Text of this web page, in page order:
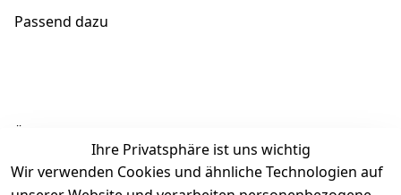
Passend dazu
Ähnliche Produkte
Ihre Privatsphäre ist uns wichtig
Wir verwenden Cookies und ähnliche Technologien auf